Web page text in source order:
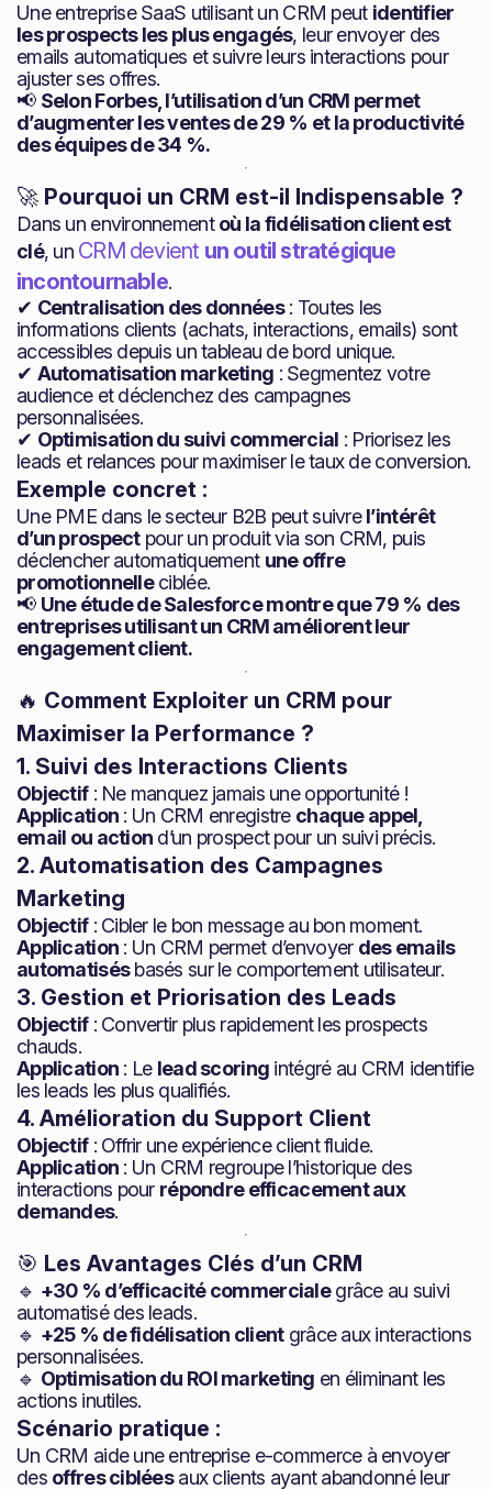
Une entreprise SaaS utilisant un CRM peut identifier
les prospects les plus engagés, leur envoyer des
emails automatiques et suivre leurs interactions pour
ajuster ses offres.
📢 Selon Forbes, l’utilisation d’un CRM permet
d’augmenter les ventes de 29 % et la productivité
des équipes de 34 %.
🚀 Pourquoi un CRM est-il Indispensable ?
Dans un environnementoù la fidélisation client est
clé, un CRM devient un outil stratégique
incontournable.
✔ Centralisation des données: Toutes les
informations clients (achats, interactions, emails) sont
accessibles depuis un tableau de bord unique.
✔ Automatisation marketing : Segmentez votre
audience et déclenchez des campagnes
personnalisées.
✔ Optimisation du suivi commercial : Priorisez les
leads et relances pour maximiser le taux de conversion.
Exemple concret :
Une PME dans le secteur B2B peut suivrel’intérêt
d’un prospectpour un produit via son CRM, puis
déclencher automatiquement une offre
promotionnelleciblée.
📢 Une étude de Salesforce montre que 79 % des
entreprises utilisant un CRM améliorent leur
engagement client.
🔥 Comment Exploiter un CRM pour
Maximiser la Performance ?
1. Suivi des Interactions Clients
Objectif: Ne manquez jamais une opportunité !
Application : Un CRM enregistre chaque appel,
email ou action d’un prospect pour un suivi précis.
2. Automatisation des Campagnes
Marketing
Objectif: Cibler le bon message au bon moment.
Application : Un CRM permet d’envoyer des emails
automatisésbasés sur le comportement utilisateur.
3. Gestion et Priorisation des Leads
Objectif: Convertir plus rapidement les prospects
chauds.
Application : Le lead scoring intégré au CRM identifie
les leads les plus qualifiés.
4. Amélioration du Support Client
Objectif: Offrir une expérience client fluide.
Application : Un CRM regroupe l’historique des
interactions pour répondre efficacement aux
demandes.
🎯 Les Avantages Clés d’un CRM
🔹 +30 % d’efficacité commercialegrâce au suivi
automatisé des leads.
🔹 +25 % de fidélisation clientgrâce aux interactions
personnalisées.
🔹 Optimisation du ROI marketing en éliminant les
actions inutiles.
Scénario pratique :
Un CRM aide une entreprise e-commerce à envoyer
des offres cibléesaux clients ayant abandonné leur